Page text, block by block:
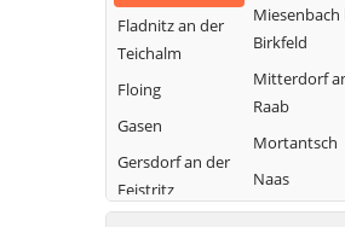
Fladnitz an der
Teichalm
Floing
Gasen
Gersdorf an der
Feistritz
Miesenbach
Birkfeld
Mitterdorf
Raab
Mortantsch
Naas
Passail